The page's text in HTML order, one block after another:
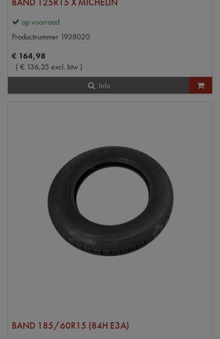
op voorraad
Productnummer 1938020
€ 164,98
( € 136,35 excl. btw )
Info
BAND 185/60R15 (84H E3A)